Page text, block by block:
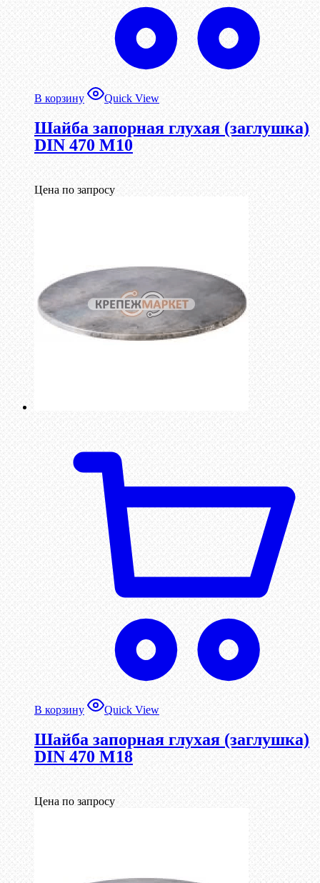
В корзину Quick View
Шайба запорная глухая (заглушка)
DIN 470 М10
Цена по запросу
В корзину Quick View
Шайба запорная глухая (заглушка)
DIN 470 М18
Цена по запросу